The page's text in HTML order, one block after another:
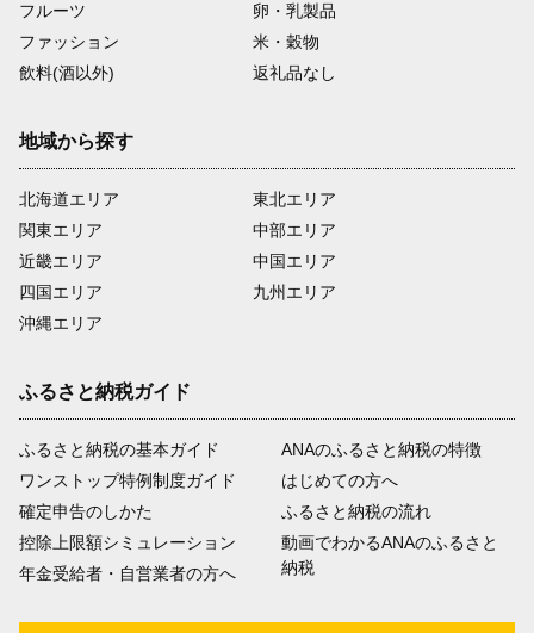
フルーツ
卵・乳製品
ファッション
米・穀物
飲料(酒以外)
返礼品なし
地域から探す
北海道エリア
関東エリア
近畿エリア
四国エリア
沖縄エリア
東北エリア
中部エリア
中国エリア
九州エリア
ふるさと納税ガイド
ふるさと納税の基本ガイド
ワンストップ特例制度ガイド
確定申告のしかた
控除上限額シミュレーション
年金受給者・自営業者の方へ
ANAのふるさと納税の特徴
はじめての方へ
ふるさと納税の流れ
動画でわかるANAのふるさと
納税